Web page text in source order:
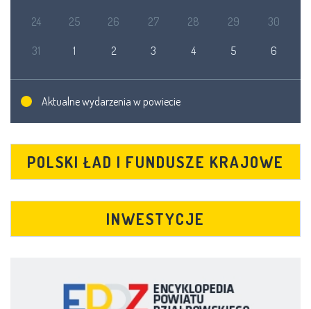
24 25 26 27 28 29 30
31 1 2 3 4 5 6
Aktualne wydarzenia w powiecie
POLSKI ŁAD I FUNDUSZE KRAJOWE
INWESTYCJE